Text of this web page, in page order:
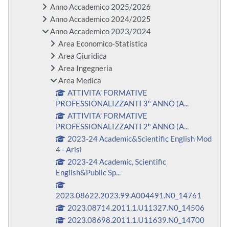
Anno Accademico 2025/2026
Anno Accademico 2024/2025
Anno Accademico 2023/2024
Area Economico-Statistica
Area Giuridica
Area Ingegneria
Area Medica
ATTIVITA' FORMATIVE
PROFESSIONALIZZANTI 3° ANNO (A...
ATTIVITA' FORMATIVE
PROFESSIONALIZZANTI 2° ANNO (A...
2023-24 Academic&Scientific English Mod
4 - Arisi
2023-24 Academic, Scientific
English&Public Sp...
2023.08622.2023.99.A004491.N0_14761
2023.08714.2011.1.U11327.N0_14506
2023.08698.2011.1.U11639.N0_14700